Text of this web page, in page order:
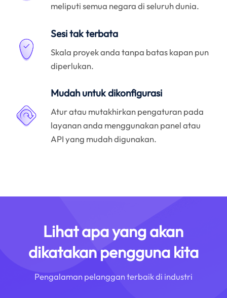
meliputi semua negara di seluruh dunia.
Sesi tak terbata
Skala proyek anda tanpa batas kapan pun
diperlukan.
Mudah untuk dikonfigurasi
Atur atau mutakhirkan pengaturan pada
layanan anda menggunakan panel atau
API yang mudah digunakan.
Lihat apa yang akan
dikatakan pengguna kita
Pengalaman pelanggan terbaik di industri